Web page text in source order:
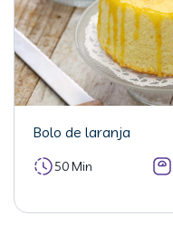
Bolo de laranja
50 Min